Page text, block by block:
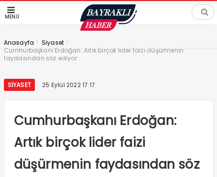
MENÜ
Anasayfa > Siyaset >
Cumhurbaşkanı Erdoğan: Artık birçok lider faizi düşürmenin
faydasından söz ediyor
SIYASET 25 Eylül 2022 17:17
Cumhurbaşkanı Erdoğan:
Artık birçok lider faizi
düşürmenin faydasından söz